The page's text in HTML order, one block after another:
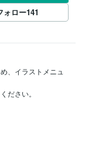
ォロー141
、イラストメニュ
ださい。